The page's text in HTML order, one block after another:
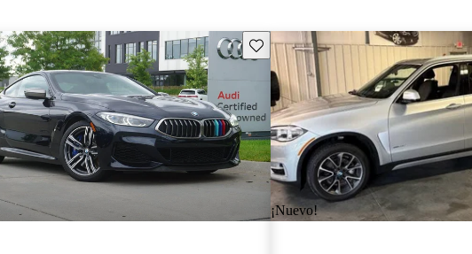
Guarda este Aviso
¡Nuevo!